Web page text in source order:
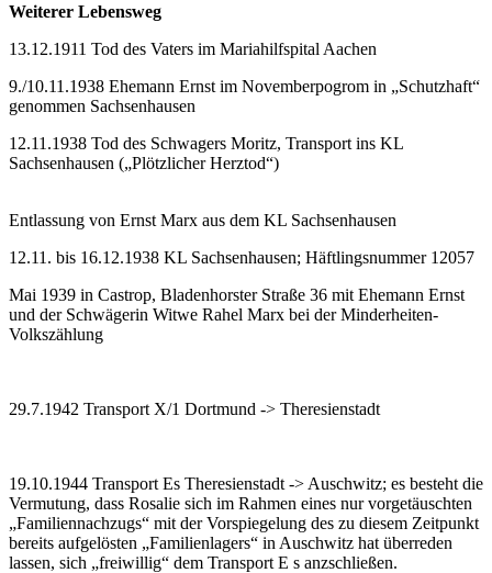
Weiterer Lebensweg
13.12.1911 Tod des Vaters im Mariahilfspital Aachen
9./10.11.1938 Ehemann Ernst im Novemberpogrom in „Schutzhaft“
genommen Sachsenhausen
12.11.1938 Tod des Schwagers Moritz, Transport ins KL
Sachsenhausen („Plötzlicher Herztod“)
Entlassung von Ernst Marx aus dem KL Sachsenhausen
12.11. bis 16.12.1938 KL Sachsenhausen; Häftlingsnummer 12057
Mai 1939 in Castrop, Bladenhorster Straße 36 mit Ehemann Ernst
und der Schwägerin Witwe Rahel Marx bei der Minderheiten-
Volkszählung
29.7.1942 Transport X/1 Dortmund -> Theresienstadt
19.10.1944 Transport Es Theresienstadt -> Auschwitz; es besteht die
Vermutung, dass Rosalie sich im Rahmen eines nur vorgetäuschten
„Familiennachzugs“ mit der Vorspiegelung des zu diesem Zeitpunkt
bereits aufgelösten „Familienlagers“ in Auschwitz hat überreden
lassen, sich „freiwillig“ dem Transport E s anzschließen.